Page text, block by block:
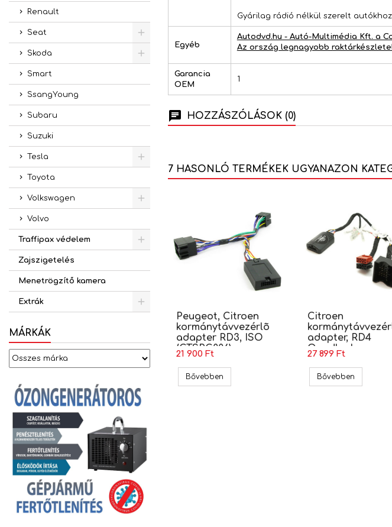
Renault
Seat
Skoda
Smart
SsangYoung
Subaru
Suzuki
Tesla
Toyota
Volkswagen
Volvo
Traffipax védelem
Zajszigetelés
Menetrögzítő kamera
Extrák
MÁRKÁK
Gyárilag rádió nélkül szerelt autókhoz.
Egyéb
Autodvd.hu - Autó-Multimédia Kft. a
Az ország legnagyobb raktárkészlete!
Garancia
OEM
1
HOZZÁSZÓLÁSOK (0)
7 HASONLÓ TERMÉKEK UGYANAZON
Peugeot, Citroen
kormánytávvezérlõ
adapter RD3, ISO
(CTSPG006)
21 900 Ft
BővebbenPeugeot, Citroen kormánytávvezérlõ adapter
Citroen
adapter, RD4
Quadlock
(CTSCT003.2)
27 899 Ft
BővebbenCitroen